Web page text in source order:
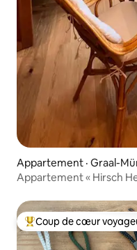
Appartement · Graal-
Appartement « Hirsch
Coup de cœur
Coup de cœur